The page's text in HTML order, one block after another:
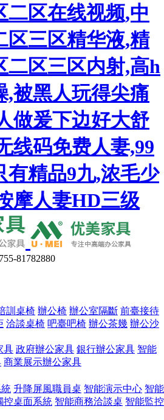
二区在线视频,中
区三区精华液,精
二区三区内射,高h
,被黑人玩得尖痛
做爰下边好大舒
线码免费人妻,99
有精品9九,浓毛少
摩人妻HD三级
81782880
訓桌椅 辦公椅 辦公室隔斷 前臺接待
洽談桌椅 吧臺吧椅 辦公茶幾 辦公沙
具 政府辦公家具 銀行辦公家具 智能
商業展示辦公家具
升降屏風職員桌 智能演示中心 智能
控桌面系統 智能商務洽談桌 智能監控